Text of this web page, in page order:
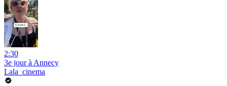
2:30
3e jour à Annecy
Lala_cinema